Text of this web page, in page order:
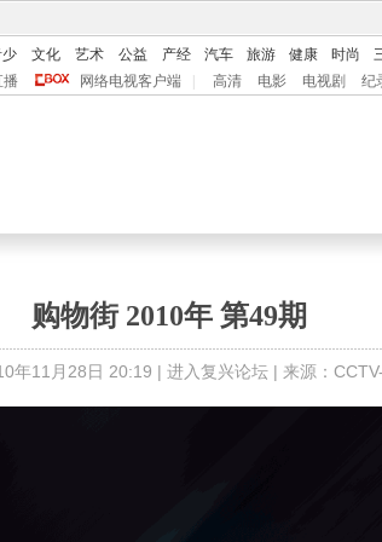
文化 艺术 公益 产经 汽车 旅游 健康 时尚
播 网络电视客户端 高清 电影 电视剧 纪
购物街 2010年 第49期
年11月28日 20:19 | 进入复兴论坛 | 来源：